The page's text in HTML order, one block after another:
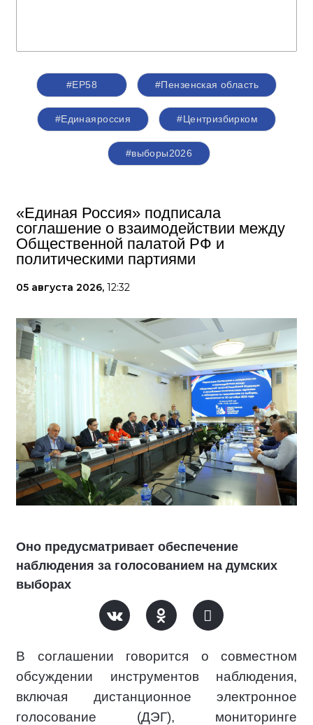
#ЕР58 #Пензенская область
#Единаяроссия #Центризбирком
#выборы2026
«Единая Россия» подписала
соглашение о взаимодействии между
Общественной палатой РФ и
политическими партиями
05 августа 2026, 12:32
Оно предусматривает обеспечение
наблюдения за голосованием на думских
выборах
В соглашении говорится о совместном
обсуждении инструментов наблюдения,
включая дистанционное электронное
голосование (ДЭГ), мониторинге